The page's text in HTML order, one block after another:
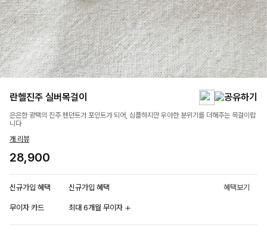
란헬진주 실버목걸이
은은한 광택의 진주 펜던트가 포인트가 되어, 심플하지만 우아한 분위기를 더해주는 목걸이랍
니다
개 리뷰
28,900
신규가입 혜택 신규가입 혜택 혜택보기
무이자 카드 최대 6개월 무이자